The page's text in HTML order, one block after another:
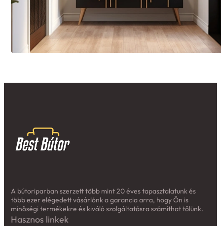
A bútoriparban szerzett több mint 20 éves tapasztalatunk és
több ezer elégedett vásárlónk a garancia arra, hogy Ön is
minőségi termékekre és kiváló szolgáltatásra számíthat tőlünk.
Hasznos linkek